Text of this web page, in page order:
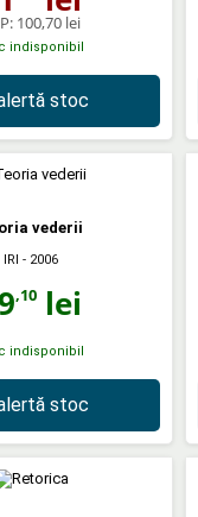
100,70 lei
indisponibil
stoc
vederii
IRI - 2006
,10 lei
indisponibil
stoc